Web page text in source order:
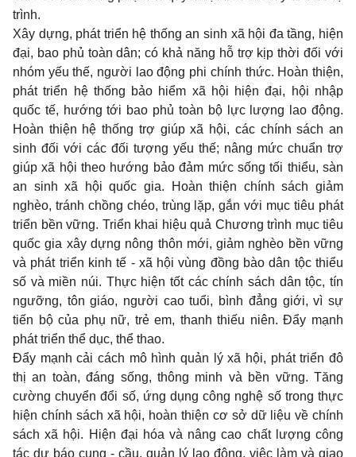
trình.
Xây dựng, phát triển hệ thống an sinh xã hội đa tầng, hiện
đại, bao phủ toàn dân; có khả năng hỗ trợ kịp thời đối với
nhóm yếu thế, người lao động phi chính thức. Hoàn thiện,
phát triển hệ thống bảo hiểm xã hội hiện đại, hội nhập
quốc tế, hướng tới bao phủ toàn bộ lực lượng lao động.
Hoàn thiện hệ thống trợ giúp xã hội, các chính sách an
sinh đối với các đối tượng yếu thế; nâng mức chuẩn trợ
giúp xã hội theo hướng bảo đảm mức sống tối thiểu, sàn
an sinh xã hội quốc gia. Hoàn thiện chính sách giảm
nghèo, tránh chồng chéo, trùng lặp, gắn với mục tiêu phát
triển bền vững. Triển khai hiệu quả Chương trình mục tiêu
quốc gia xây dựng nông thôn mới, giảm nghèo bền vững
và phát triển kinh tế - xã hội vùng đồng bào dân tộc thiểu
số và miền núi. Thực hiện tốt các chính sách dân tộc, tín
ngưỡng, tôn giáo, người cao tuổi, bình đẳng giới, vì sự
tiến bộ của phụ nữ, trẻ em, thanh thiếu niên. Đẩy mạnh
phát triển thể dục, thể thao.
Đẩy mạnh cải cách mô hình quản lý xã hội, phát triển đô
thị an toàn, đáng sống, thông minh và bền vững. Tăng
cường chuyển đổi số, ứng dụng công nghệ số trong thực
hiện chính sách xã hội, hoàn thiện cơ sở dữ liệu về chính
sách xã hội. Hiện đại hóa và nâng cao chất lượng công
tác dự báo cung - cầu, quản lý lao động, việc làm và giao